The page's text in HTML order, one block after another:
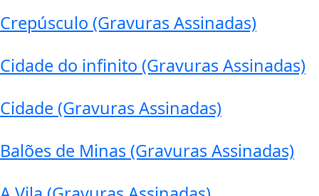
Crepúsculo (Gravuras Assinadas)
Cidade do infinito (Gravuras Assinadas)
Cidade (Gravuras Assinadas)
Balões de Minas (Gravuras Assinadas)